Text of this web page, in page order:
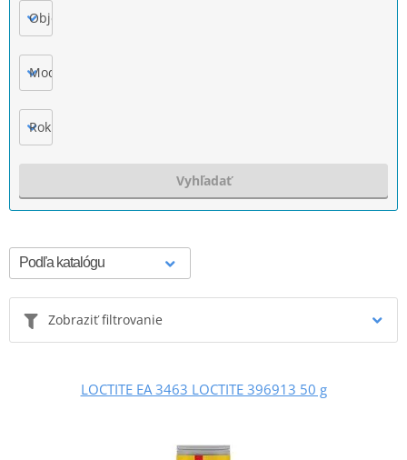
Objem motora
Model
Rok výroby
Vyhľadať
Zobraziť filtrovanie
LOCTITE EA 3463 LOCTITE 396913 50 g